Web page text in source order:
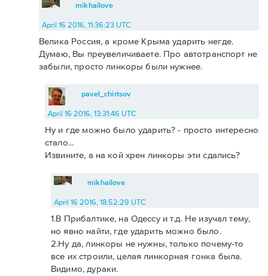
mikhailove
April 16 2016, 11:36:23 UTC
Велика Россия, а кроме Крыма ударить негде.
Думаю, Вы преувеличиваете. Про автотранспорт не
забыли, просто линкоры были нужнее.
pavel_chirtsov
April 16 2016, 13:31:46 UTC
Ну и где можно было ударить? - просто интересно
стало...
Извините, а на кой хрен линкоры эти сдались?
mikhailove
April 16 2016, 18:52:29 UTC
1.В Прибалтике, на Одессу и т.д. Не изучал тему,
но явно найти, где ударить можно было.
2.Ну да, линкоры не нужны, только почему-то
все их строили, целая линкорная гонка была.
Видимо, дураки.